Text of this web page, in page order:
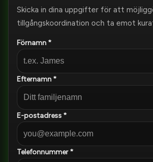
Skicka in dina uppgifter för att
tillgångskoordination och ta emot
Förnamn *
Efternamn *
E-postadress *
Telefonnummer *